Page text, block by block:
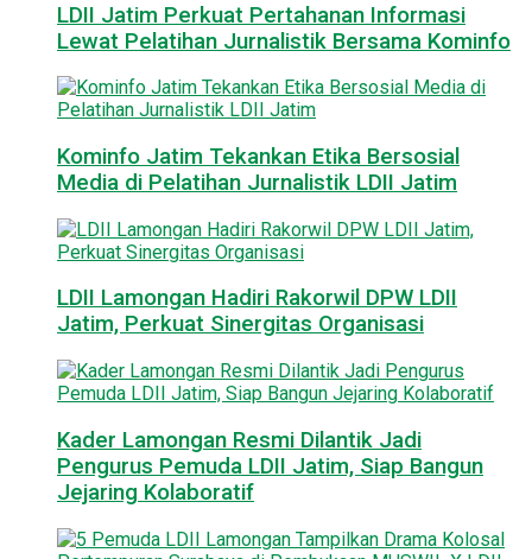
LDII Jatim Perkuat Pertahanan Informasi
Lewat Pelatihan Jurnalistik Bersama Kominfo
Kominfo Jatim Tekankan Etika Bersosial
Media di Pelatihan Jurnalistik LDII Jatim
LDII Lamongan Hadiri Rakorwil DPW LDII
Jatim, Perkuat Sinergitas Organisasi
Kader Lamongan Resmi Dilantik Jadi
Pengurus Pemuda LDII Jatim, Siap Bangun
Jejaring Kolaboratif